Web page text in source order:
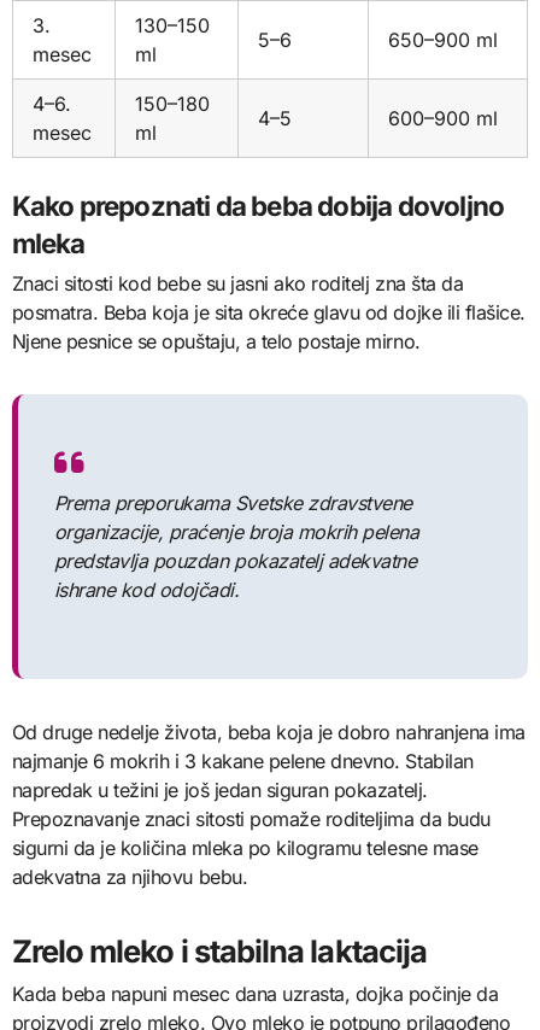
3.
mesec
130–150
ml
5–6 650–900 ml
4–6.
mesec
150–180
ml
4–5 600–900 ml
Kako prepoznati da beba dobija dovoljno
mleka
Znaci sitosti kod bebe su jasni ako roditelj zna šta da
posmatra. Beba koja je sita okreće glavu od dojke ili flašice.
Njene pesnice se opuštaju, a telo postaje mirno.
Prema preporukama Svetske zdravstvene
organizacije, praćenje broja mokrih pelena
predstavlja pouzdan pokazatelj adekvatne
ishrane kod odojčadi.
Od druge nedelje života, beba koja je dobro nahranjena ima
najmanje 6 mokrih i 3 kakane pelene dnevno. Stabilan
napredak u težini je još jedan siguran pokazatelj.
Prepoznavanje znaci sitosti pomaže roditeljima da budu
sigurni da je količina mleka po kilogramu telesne mase
adekvatna za njihovu bebu.
Zrelo mleko i stabilna laktacija
Kada beba napuni mesec dana uzrasta, dojka počinje da
proizvodi zrelo mleko. Ovo mleko je potpuno prilagođeno